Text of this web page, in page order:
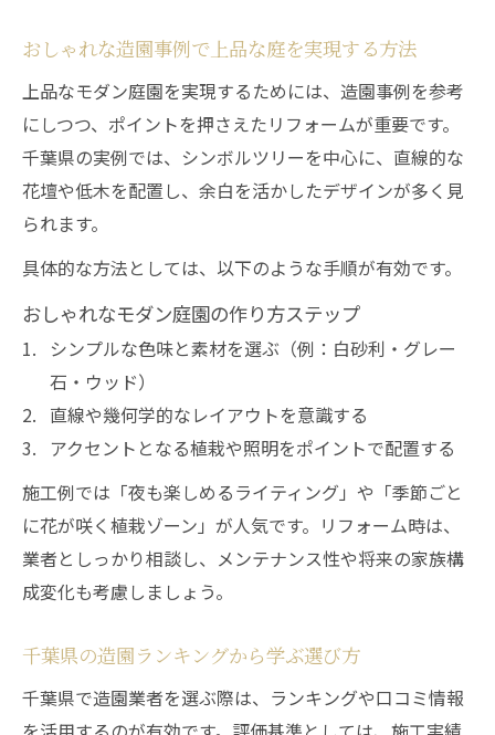
おしゃれな造園事例で上品な庭を実現する方法
上品なモダン庭園を実現するためには、造園事例を参考
にしつつ、ポイントを押さえたリフォームが重要です。
千葉県の実例では、シンボルツリーを中心に、直線的な
花壇や低木を配置し、余白を活かしたデザインが多く見
られます。
具体的な方法としては、以下のような手順が有効です。
おしゃれなモダン庭園の作り方ステップ
シンプルな色味と素材を選ぶ（例：白砂利・グレー
石・ウッド）
直線や幾何学的なレイアウトを意識する
アクセントとなる植栽や照明をポイントで配置する
施工例では「夜も楽しめるライティング」や「季節ごと
に花が咲く植栽ゾーン」が人気です。リフォーム時は、
業者としっかり相談し、メンテナンス性や将来の家族構
成変化も考慮しましょう。
千葉県の造園ランキングから学ぶ選び方
千葉県で造園業者を選ぶ際は、ランキングや口コミ情報